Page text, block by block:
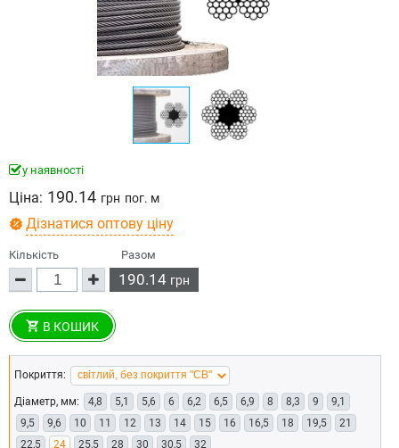
у наявності
Ціна: 190.14 грн пог. м
Дізнатися оптову ціну
Кількість Разом
190.14 грн
В КОШИК
Покриття:
Діаметр, мм: 4,8 5,1 5,6 6 6,2 6,5 6,9 8 8,3 9
9,1
9,5
9,6 10 11 12 13 14 15 16 16,5 18 19,5
21
22,5
24 25,5 28 30 30,5 32